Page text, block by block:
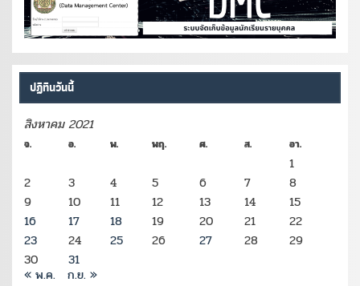
ปฏิทินวันนี้
สิงหาคม 2021
จ. อ. พ. พฤ. ศ. ส. อา.
1
2
3 4 5 6 7
8
9
10 11 12 13 14
15
16
17 18 19 20 21
22
23
24 25 26 27 28
29
30
31
« พ.ค. ก.ย. »